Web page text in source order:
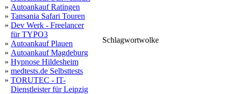
» Autoankauf Ratingen
» Tansania Safari Touren
» Dev Werk - Freelancer
für TYPO3
» Autoankauf Plauen
» Autoankauf Magdeburg
» Hypnose Hildesheim
» medtests.de Selbsttests
» TORUTEC - IT-
Dienstleister für Leipzig
Schlagwortwolke